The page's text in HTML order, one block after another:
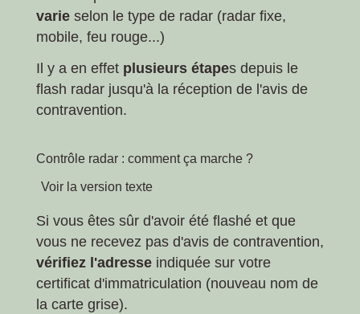
varie selon le type de radar (radar fixe,
mobile, feu rouge...)
Il y a en effet plusieurs étapes depuis le
flash radar jusqu'à la réception de l'avis de
contravention.
Contrôle radar : comment ça marche ?
Voir la version texte
Si vous êtes sûr d'avoir été flashé et que
vous ne recevez pas d'avis de contravention,
vérifiez l'adresse indiquée sur votre
certificat d'immatriculation (nouveau nom de
la carte grise).